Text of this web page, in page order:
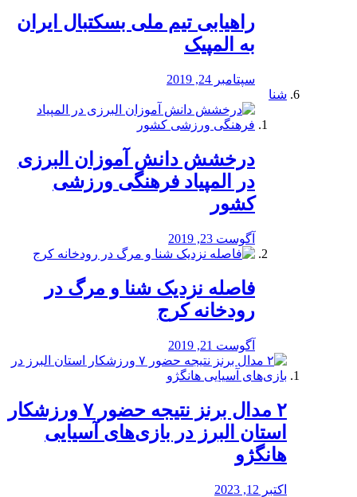
راهیابی تیم ملی بسکتبال ایران
به المپیک
سپتامبر 24, 2019
شنا
درخشش دانش آموزان البرزی
در المپیاد فرهنگی ورزشی
کشور
آگوست 23, 2019
️فاصله نزدیک شنا و مرگ در
رودخانه کرج
آگوست 21, 2019
۲ مدال برنز نتیجه حضور ۷ ورزشکار
استان البرز در بازی‌های آسیایی
هانگژو
اکتبر 12, 2023